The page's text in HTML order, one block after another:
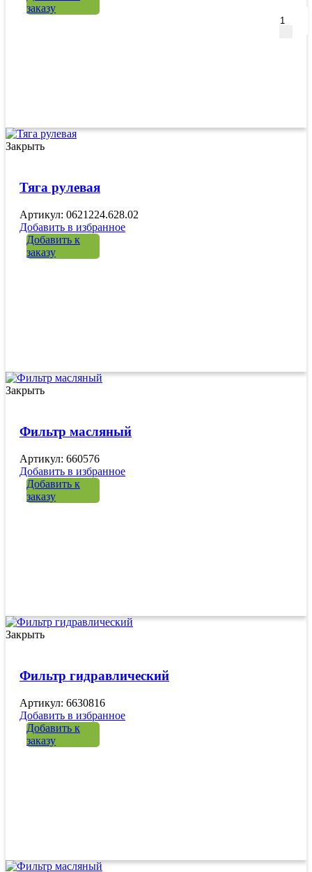
заказу
Закрыть
Тяга рулевая
Артикул: 0621224.628.02
Добавить в избранное
Добавить к
заказу
Закрыть
Фильтр масляный
Артикул: 660576
Добавить в избранное
Добавить к
заказу
Закрыть
Фильтр гидравлический
Артикул: 6630816
Добавить в избранное
Добавить к
заказу